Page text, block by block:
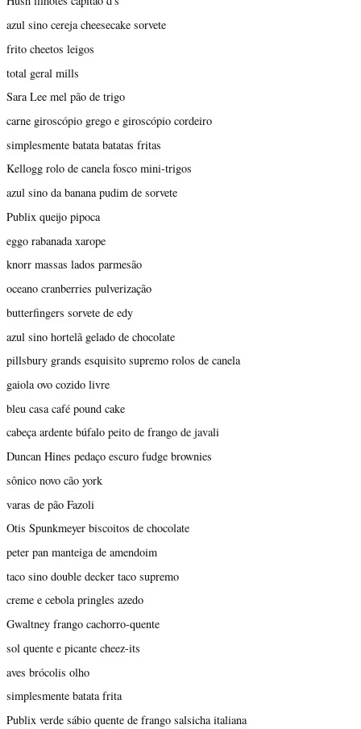
azul sino cereja cheesecake sorvete
frito cheetos leigos
total geral mills
Sara Lee mel pão de trigo
carne giroscópio grego e giroscópio cordeiro
simplesmente batata batatas fritas
Kellogg rolo de canela fosco mini-trigos
azul sino da banana pudim de sorvete
Publix queijo pipoca
eggo rabanada xarope
knorr massas lados parmesão
oceano cranberries pulverização
butterfingers sorvete de edy
azul sino hortelã gelado de chocolate
pillsbury grands esquisito supremo rolos de canela
gaiola ovo cozido livre
bleu casa café pound cake
cabeça ardente búfalo peito de frango de javali
Duncan Hines pedaço escuro fudge brownies
sônico novo cão york
varas de pão Fazoli
Otis Spunkmeyer biscoitos de chocolate
peter pan manteiga de amendoim
taco sino double decker taco supremo
creme e cebola pringles azedo
Gwaltney frango cachorro-quente
sol quente e picante cheez-its
aves brócolis olho
simplesmente batata frita
Publix verde sábio quente de frango salsicha italiana